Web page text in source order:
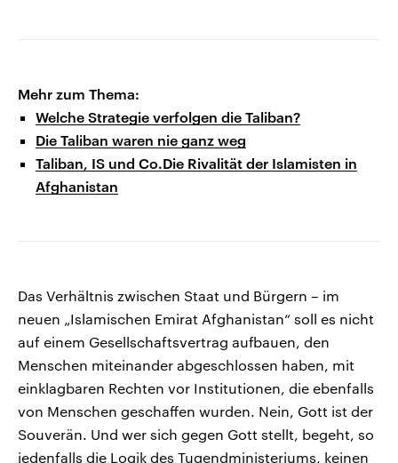
Mehr zum Thema:
Welche Strategie verfolgen die Taliban?
Die Taliban waren nie ganz weg
Taliban, IS und Co.Die Rivalität der Islamisten in
Afghanistan
Das Verhältnis zwischen Staat und Bürgern – im
neuen „Islamischen Emirat Afghanistan“ soll es nicht
auf einem Gesellschaftsvertrag aufbauen, den
Menschen miteinander abgeschlossen haben, mit
einklagbaren Rechten vor Institutionen, die ebenfalls
von Menschen geschaffen wurden. Nein, Gott ist der
Souverän. Und wer sich gegen Gott stellt, begeht, so
jedenfalls die Logik des Tugendministeriums, keinen